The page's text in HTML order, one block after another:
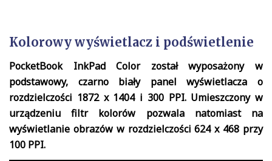
Kolorowy wyświetlacz i podświetlenie
PocketBook InkPad Color został wyposażony w
podstawowy, czarno biały panel wyświetlacza o
rozdzielczości 1872 x 1404 i 300 PPI. Umieszczony w
urządzeniu filtr kolorów pozwala natomiast na
wyświetlanie obrazów w rozdzielczości 624 x 468 przy
100 PPI.